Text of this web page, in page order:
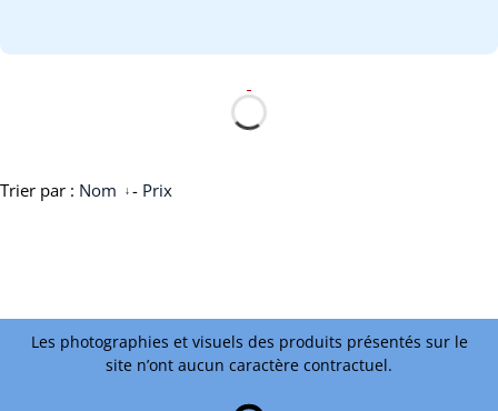
Trier par : Nom - Prix
Les photographies et visuels des produits présentés sur le
site n’ont aucun caractère contractuel.